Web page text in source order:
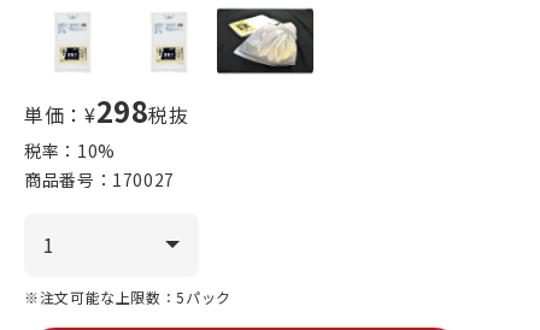
単価：¥298税抜
税率： 10%
商品番号： 170027
※注文可能な上限数：5パック